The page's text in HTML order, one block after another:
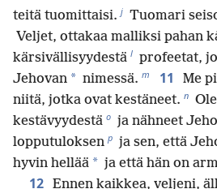
teitä tuomittaisi. j Tuomari
Veljet, ottakaa malliksi pahan
kärsivällisyydestä l profeetat,
Jehovan * nimessä. m 11 Me
niitä, jotka ovat kestäneet. n
kestävyydestä o ja nähneet
lopputuloksen p ja sen, että
hyvin hellää * ja että hän on
12 Ennen kaikkea, veljeni,